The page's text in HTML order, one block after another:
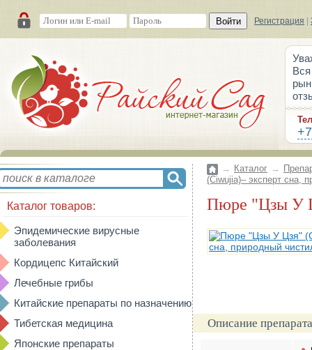
Войти Регистрация
Каталог товаров:
Эпидемические вирусные
заболевания
Кордицепс Китайский
Лечебные грибы
Китайские препараты по назначению
Тибетская медицина
Японские препараты
→ Каталог →
(Ciwujia)– эксперт сна,
Пюре "Цзы У
Описание